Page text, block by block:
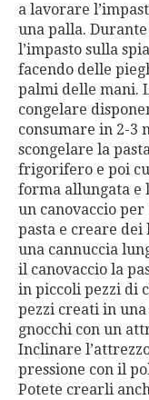
a lavorare
una palla.
l’impasto sulla
facendo delle
palmi delle mani.
congelare
consumare in 2-3
scongelare la
frigorifero e poi
forma allungata e
un canovaccio
pasta e creare
una cannuccia
il canovaccio la
in piccoli pezzi di
pezzi creati in
gnocchi con un
Inclinare
pressione con il
Potete crearli